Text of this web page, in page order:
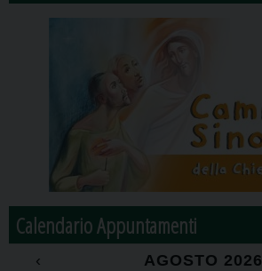
Calendario Appuntamenti
‹ AGOSTO 2026